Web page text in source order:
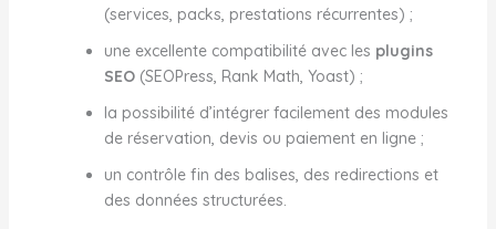
(services, packs, prestations récurrentes) ;
une excellente compatibilité avec les plugins
SEO(SEOPress, Rank Math, Yoast) ;
la possibilité d’intégrer facilement des modules
de réservation, devis ou paiement en ligne ;
un contrôle fin des balises, des redirections et
des données structurées.